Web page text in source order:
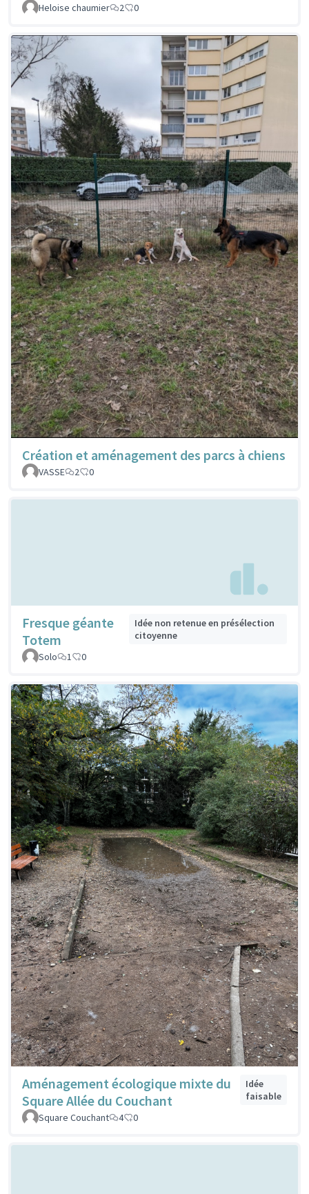
Heloise chaumier
2 0
Création et aménagement des parcs à chiens
VASSE 2 0
Fresque géante
Totem
Idée non retenue en présélection
citoyenne
Solo
1 0
Aménagement écologique mixte du
Square Allée du Couchant
Idée
faisable
Square Couchant
4 0